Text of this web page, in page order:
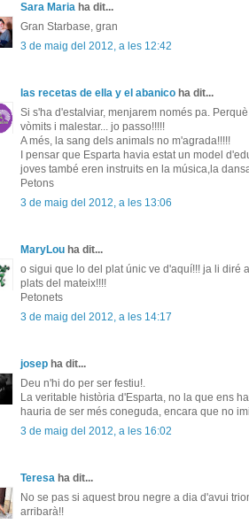
Sara Maria ha dit...
Gran Starbase, gran
3 de maig del 2012, a les 12:42
las recetas de ella y el abanico ha dit...
Si s'ha d'estalviar, menjarem només pa.
vòmits i malestar... jo passo!!!!!
A més, la sang dels animals no m'agrada!!!!!
I pensar que Esparta havia estat un model
joves també eren instruits en la música,la
Petons
3 de maig del 2012, a les 13:06
MaryLou ha dit...
o sigui que lo del plat únic ve d'aquí!!! ja li diré
plats del mateix!!!!
Petonets
3 de maig del 2012, a les 14:17
josep ha dit...
Deu n'hi do per ser festiu!.
La veritable història d'Esparta, no la que ens
hauria de ser més coneguda, encara que no
3 de maig del 2012, a les 16:02
Teresa ha dit...
No se pas si aquest brou negre a dia d'avui
arribarà!!